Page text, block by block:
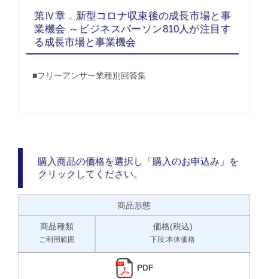
第Ⅳ章．新型コロナ収束後の成長市場と事
業機会 ～ビジネスパーソン810人が注目す
る成長市場と事業機会
■フリーアンサー業種別回答集
購入商品の価格を選択し「購入のお申込み」を
クリックしてください。
商品形態
商品種類
ご利用範囲
価格(税込)
下段:本体価格
PDF